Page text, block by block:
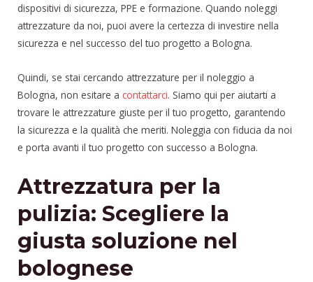
dispositivi di sicurezza, PPE e formazione. Quando noleggi
attrezzature da noi, puoi avere la certezza di investire nella
sicurezza e nel successo del tuo progetto a Bologna.
Quindi, se stai cercando attrezzature per il noleggio a
Bologna, non esitare a contattarci. Siamo qui per aiutarti a
trovare le attrezzature giuste per il tuo progetto, garantendo
la sicurezza e la qualità che meriti. Noleggia con fiducia da noi
e porta avanti il tuo progetto con successo a Bologna.
Attrezzatura per la
pulizia: Scegliere la
giusta soluzione nel
bolognese